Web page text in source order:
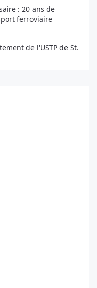
: 20 ans de
ferroviaire
de l'USTP de St.